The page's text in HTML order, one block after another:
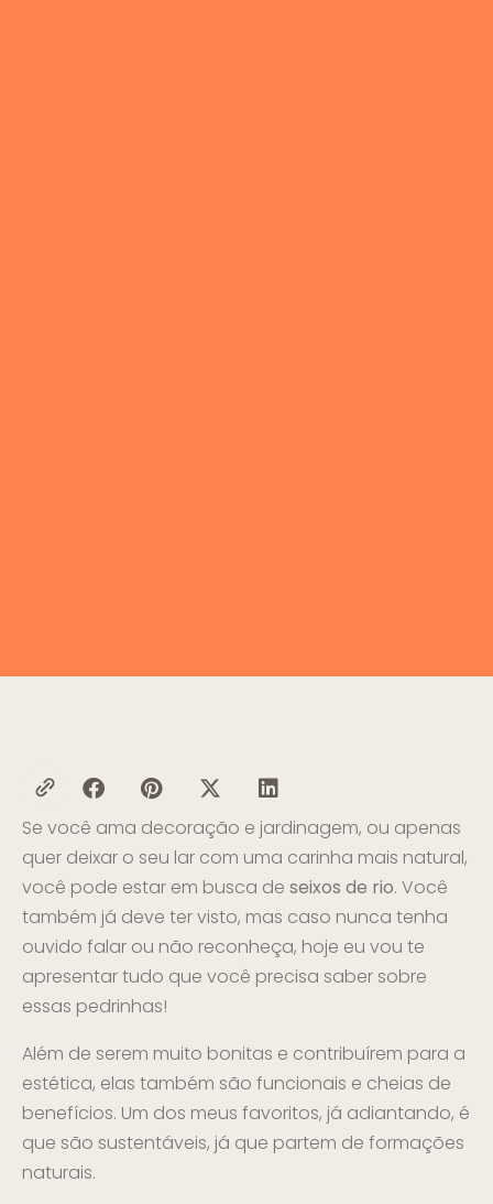
Se você ama decoração e jardinagem, ou apenas
quer deixar o seu lar com uma carinha mais natural,
você pode estar em busca de seixos de rio. Você
também já deve ter visto, mas caso nunca tenha
ouvido falar ou não reconheça, hoje eu vou te
apresentar tudo que você precisa saber sobre
essas pedrinhas!
Além de serem muito bonitas e contribuírem para a
estética, elas também são funcionais e cheias de
benefícios. Um dos meus favoritos, já adiantando, é
que são sustentáveis, já que partem de formações
naturais.